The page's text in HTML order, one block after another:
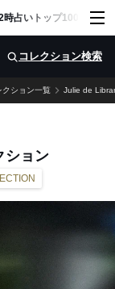
時占い トップ100 スナッ
コレクション検索
ション一覧 Julie de
ション